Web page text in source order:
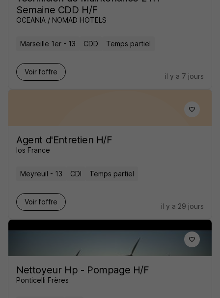
Semaine CDD H/F
OCEANIA / NOMAD HOTELS
Marseille 1er - 13 CDD Temps partiel
Voir l’offre
il y a 7 jours
Agent d'Entretien H/F
Ios France
Meyreuil - 13 CDI Temps partiel
Voir l’offre
il y a 29 jours
Nettoyeur Hp - Pompage H/F
Ponticelli Frères